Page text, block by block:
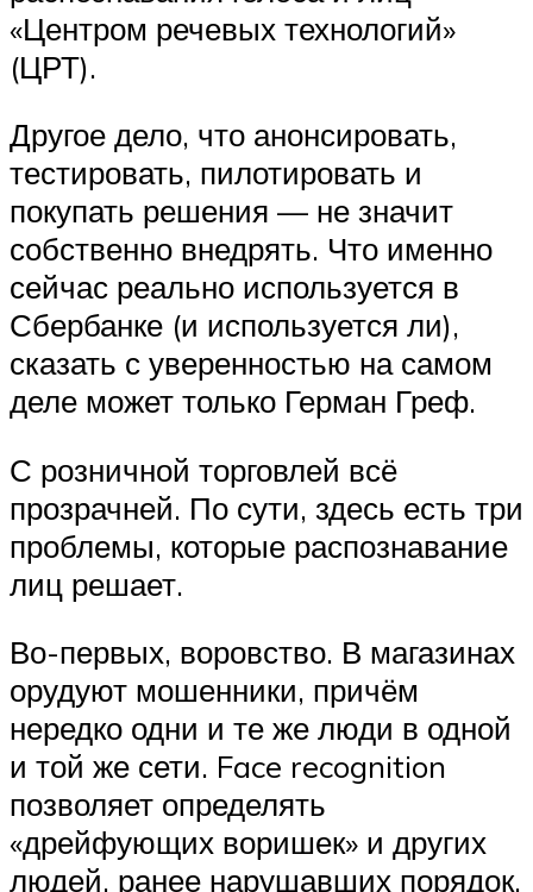
«Центром речевых технологий»
(ЦРТ).
Другое дело, что анонсировать,
тестировать, пилотировать и
покупать решения — не значит
собственно внедрять. Что именно
сейчас реально используется в
Сбербанке (и используется ли),
сказать с уверенностью на самом
деле может только Герман Греф.
С розничной торговлей всё
прозрачней. По сути, здесь есть три
проблемы, которые распознавание
лиц решает.
Во-первых, воровство. В магазинах
орудуют мошенники, причём
нередко одни и те же люди в одной
и той же сети. Face recognition
позволяет определять
«дрейфующих воришек» и других
людей, ранее нарушавших порядок.